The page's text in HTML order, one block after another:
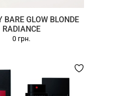
BARE GLOW BLONDE
RADIANCE
0 грн.